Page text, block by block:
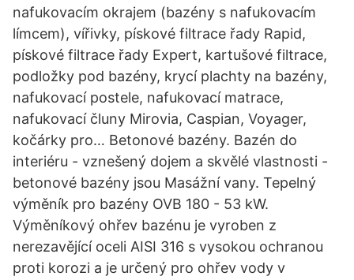
nafukovacím okrajem (bazény s nafukovacím
límcem), vířivky, pískové filtrace řady Rapid,
pískové filtrace řady Expert, kartušové filtrace,
podložky pod bazény, krycí plachty na bazény,
nafukovací postele, nafukovací matrace,
nafukovací čluny Mirovia, Caspian, Voyager,
kočárky pro… Betonové bazény. Bazén do
interiéru - vznešený dojem a skvělé vlastnosti -
betonové bazény jsou Masážní vany. Tepelný
výměník pro bazény OVB 180 - 53 kW.
Výměníkový ohřev bazénu je vyroben z
nerezavějící oceli AISI 316 s vysokou ochranou
proti korozi a je určený pro ohřev vody v